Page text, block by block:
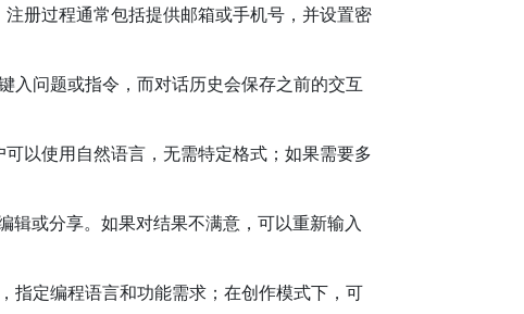
册过程通常包括提供邮箱或手机号，并设置密
入问题或指令，而对话历史会保存之前的交互
可以使用自然语言，无需特定格式；如果需要多
辑或分享。如果对结果不满意，可以重新输入
指定编程语言和功能需求；在创作模式下，可